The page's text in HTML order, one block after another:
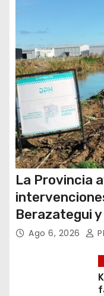
r
a
d
a
s
La Provincia
Berazategui y
Ago 6, 2026